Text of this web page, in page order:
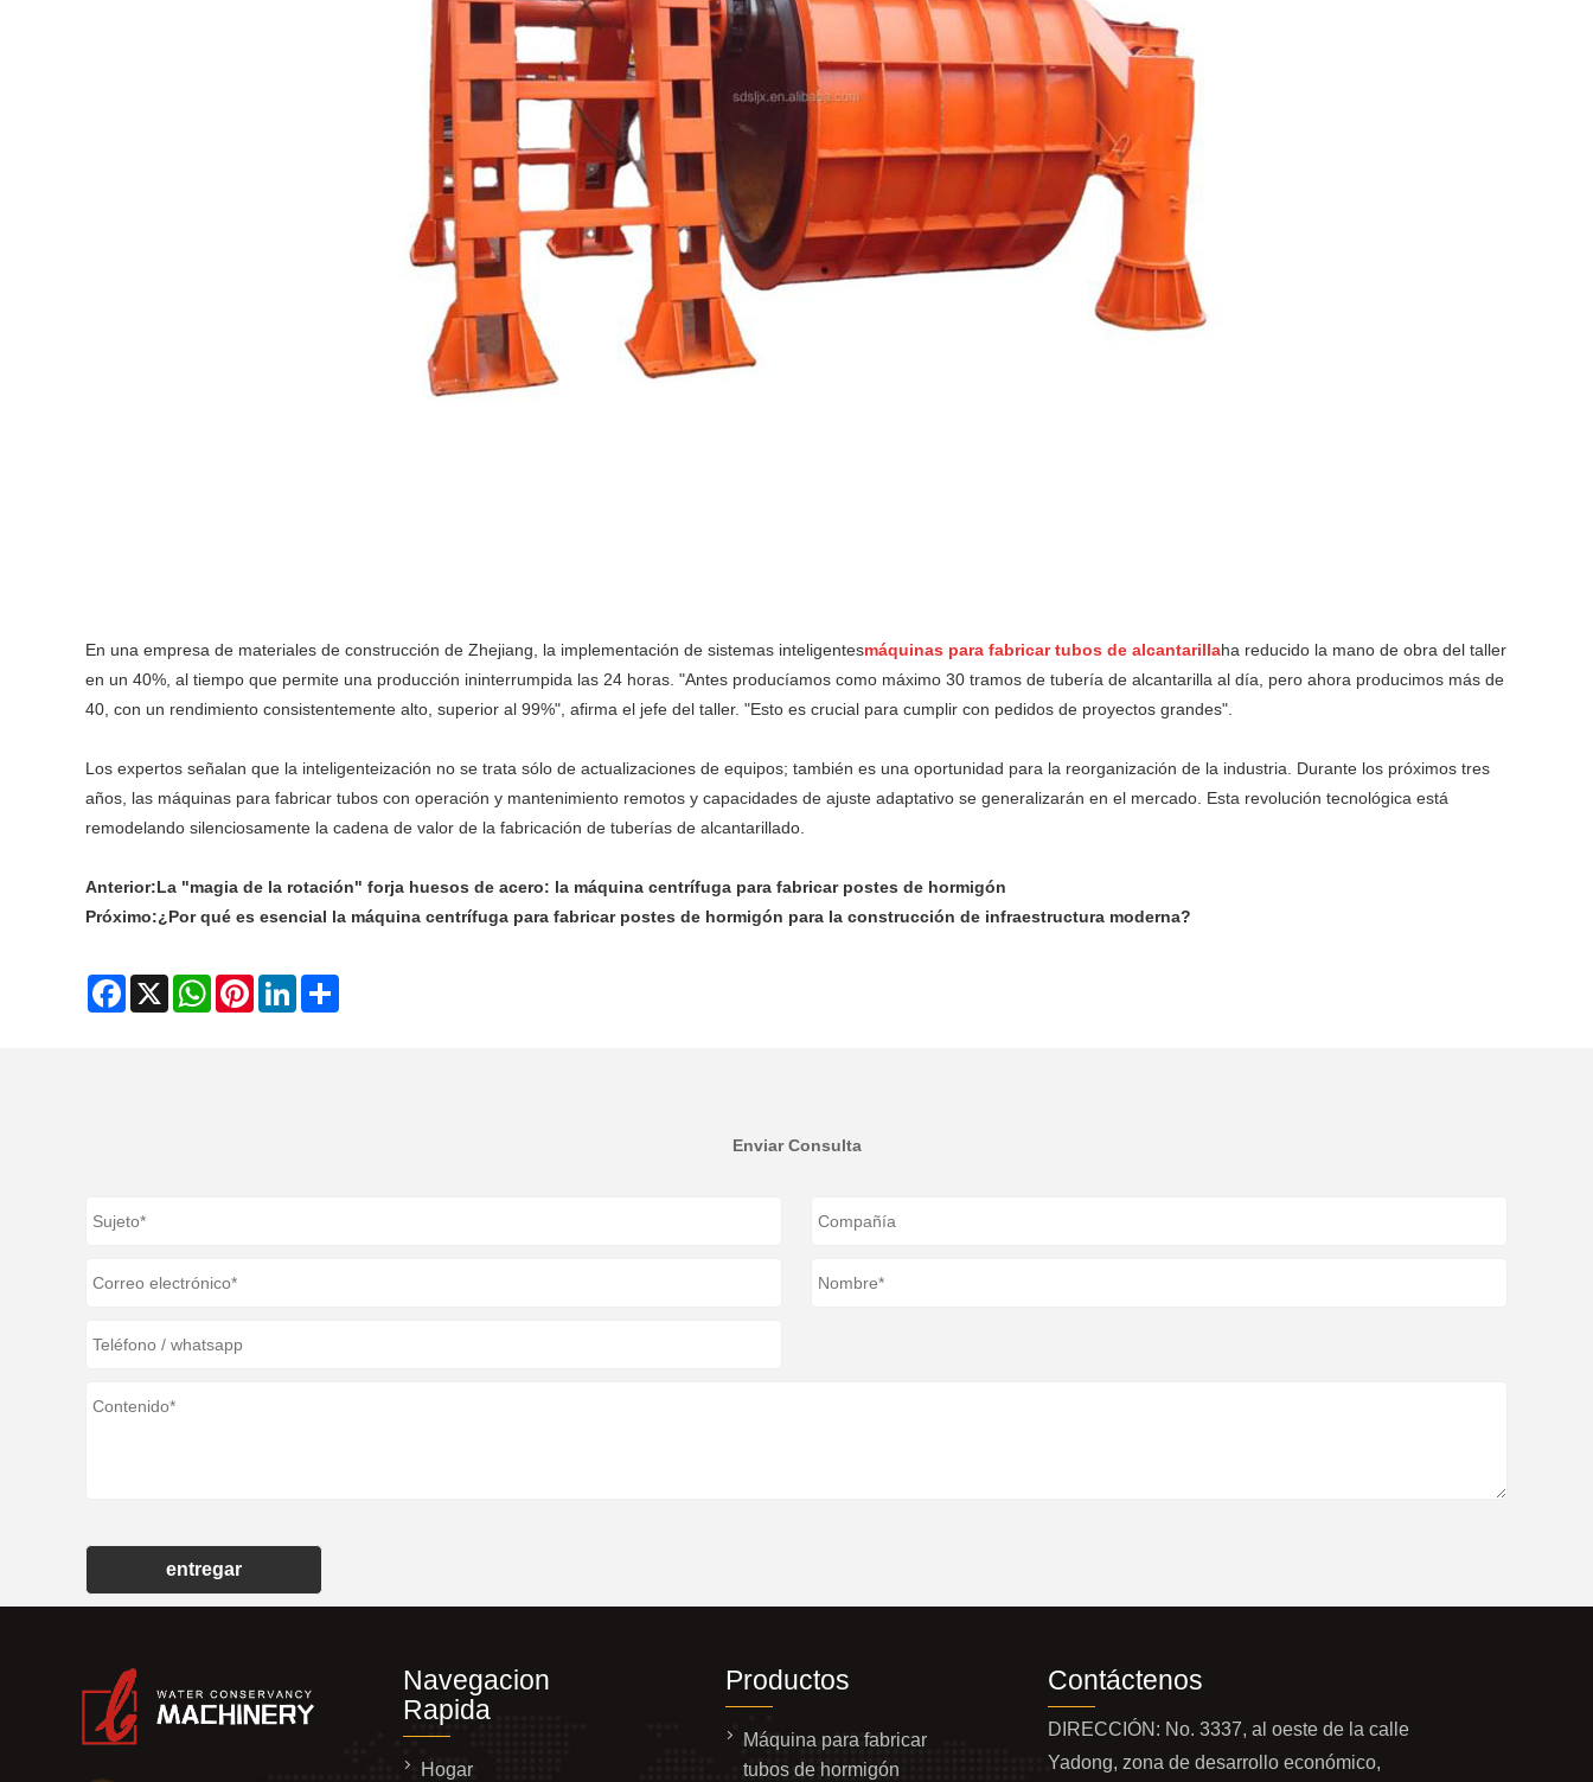
En una empresa de materiales de construcción de Zhejiang, la implementación de sistemas inteligentesmáquinas para fabricar tubos de alcantarillaha reducido la mano de obra del taller
en un 40%, al tiempo que permite una producción ininterrumpida las 24 horas. "Antes producíamos como máximo 30 tramos de tubería de alcantarilla al día, pero ahora producimos más de
40, con un rendimiento consistentemente alto, superior al 99%", afirma el jefe del taller. "Esto es crucial para cumplir con pedidos de proyectos grandes".
Los expertos señalan que la inteligenteización no se trata sólo de actualizaciones de equipos; también es una oportunidad para la reorganización de la industria. Durante los próximos tres
años, las máquinas para fabricar tubos con operación y mantenimiento remotos y capacidades de ajuste adaptativo se generalizarán en el mercado. Esta revolución tecnológica está
remodelando silenciosamente la cadena de valor de la fabricación de tuberías de alcantarillado.
Anterior:La "magia de la rotación" forja huesos de acero: la máquina centrífuga para fabricar postes de hormigón
Próximo:¿Por qué es esencial la máquina centrífuga para fabricar postes de hormigón para la construcción de infraestructura moderna?
Facebook
X WhatsAppPinterestLinkedIn
Enviar Consulta
entregar
Navegacion
Rapida
Hogar
Productos
Máquina para fabricar
tubos de hormigón
Contáctenos
DIRECCIÓN: No. 3337, al oeste de la calle
Yadong, zona de desarrollo económico,